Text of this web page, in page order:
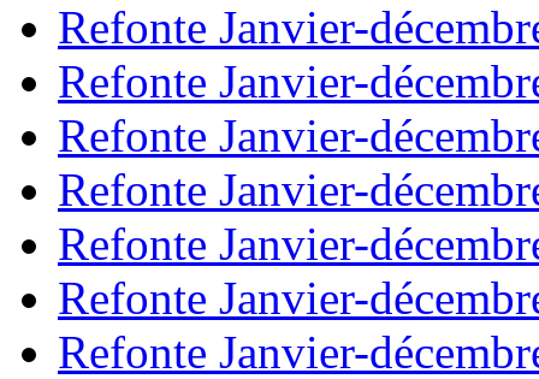
Refonte Janvier-
Refonte Janvier-
Refonte Janvier-
Refonte Janvier-
Refonte Janvier-
Refonte Janvier-
Refonte Janvier-